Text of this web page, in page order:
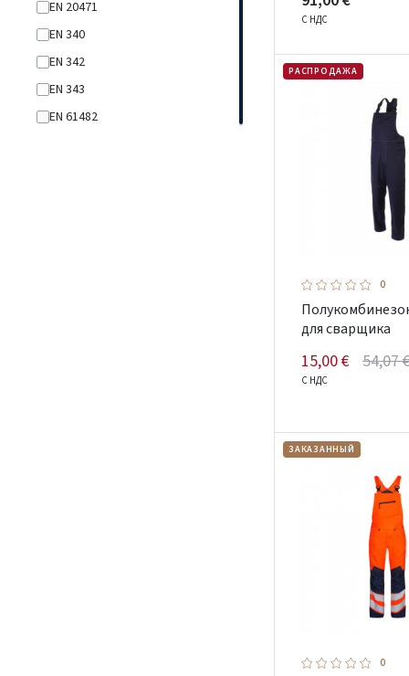
EN 20471
EN 340
EN 342
EN 343
EN 61482
С НДС
РАСПРОДАЖА
0
для сварщика
15,00 € 54,07
С НДС
ЗАКАЗАННЫЙ
0